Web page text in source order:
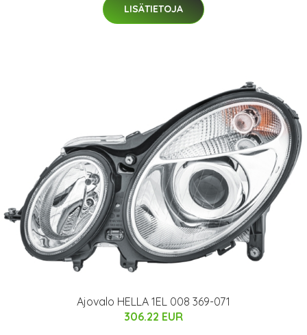
LISÄTIETOJA
Ajovalo HELLA 1EL 008 369-071
306.22 EUR